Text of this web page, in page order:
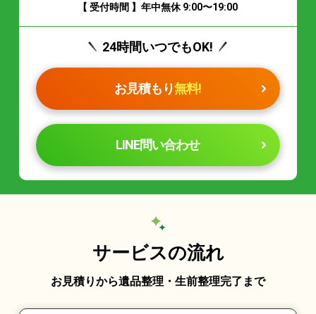
【 受付時間 】年中無休 9:00〜19:00
24時間いつでもOK!
お見積もり無料!
LINE問い合わせ
サービスの流れ
お見積りから遺品整理・生前整理完了まで